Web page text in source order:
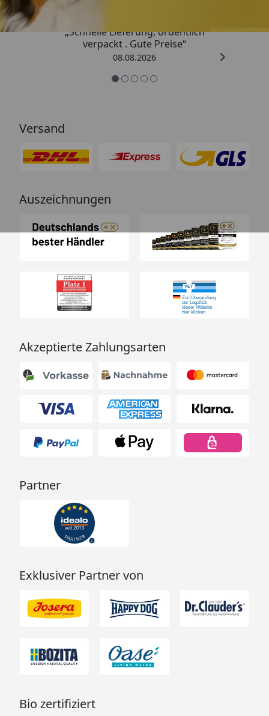
„Schnelle Lieferung, ordentlich
verpackt . Gute Preise“
08.08.2026
Versand
Auszeichnungen
Akzeptierte Zahlungsarten
Partner
Exklusiver Partner von
Bio zertifiziert